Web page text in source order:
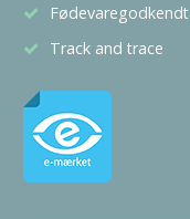
Fødevaregodkendt
Track and trace